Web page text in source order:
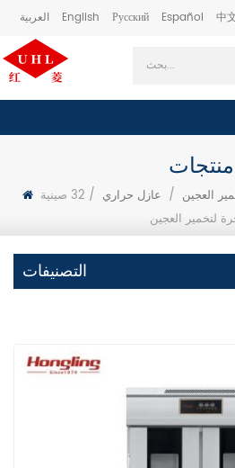
العربية English Русский Español 中
منتجات
العجين / عازل حراري /
32 صينية
لتخمير العجين
التصنيفات